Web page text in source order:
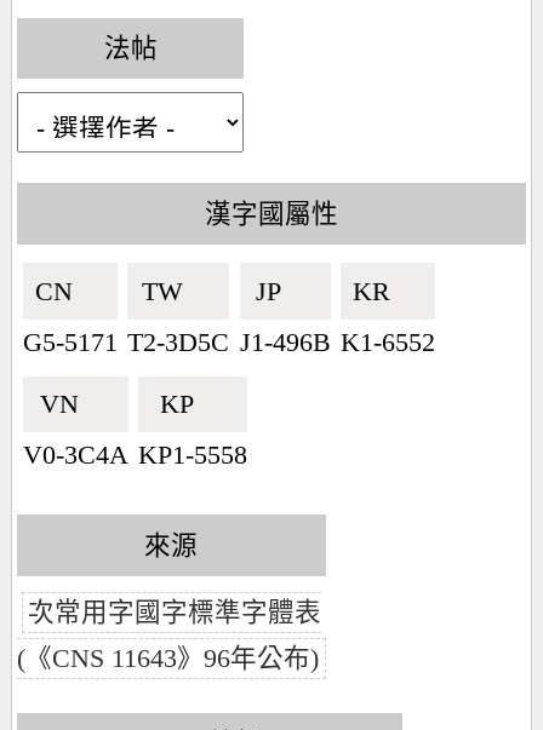
法帖
漢字國屬性
CN🇨🇳
G5-5171
TW🇹🇼
T2-3D5C
JP🇯🇵
J1-496B
KR🇰🇷
K1-6552
VN🇻🇳
V0-3C4A
KP🇰🇵
KP1-5558
來源
次常用字國字標準字體表
(《CNS 11643》96年公布)